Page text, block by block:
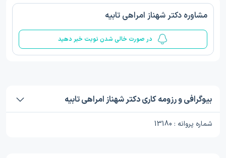
مشاوره دکتر شهناز امراهی تابيه
در صورت خالی شدن نوبت خبر دهید
بیوگرافی و رزومه کاری دکتر شهناز امراهی تابيه
شماره پروانه : 13180